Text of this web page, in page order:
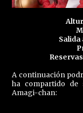
Salida
A continuación
ha compartido de
Amagi-chan: